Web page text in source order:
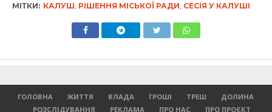
МІТКИ: КАЛУШ РІШЕННЯ МІСЬКОЇ РАДИ СЕСІЯ У КАЛУШІ
ГОЛОВНА ЖИТТЯ ВЛАДА ГРОШІ ТРЕШ
ДОЛИНА
РОЗСЛІДУВАННЯ
РЕКЛАМА ПРО НАС ПРО ПРОЄКТ